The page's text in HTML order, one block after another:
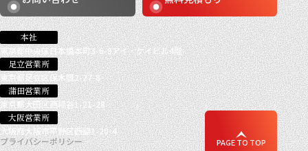
社員紹介
求める人材
社員インタビュー
募集要項
本社
東京都中央区日本橋本町3-6-9アイ・ケイビル4階
足立営業所
東京都足立区保木間2-27-8
蒲田営業所
東京都大田区西糀谷1-21-28
大阪営業所
大阪府大阪市平野区西脇1-20-4
プライバシーポリシー
PAGE TO TOP